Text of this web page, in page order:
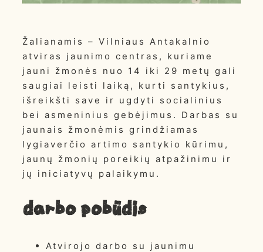
Žalianamis – Vilniaus Antakalnio
atviras jaunimo centras, kuriame
jauni žmonės nuo 14 iki 29 metų gali
saugiai leisti laiką, kurti santykius,
išreikšti save ir ugdyti socialinius
bei asmeninius gebėjimus. Darbas su
jaunais žmonėmis grindžiamas
lygiaverčio artimo santykio kūrimu,
jaunų žmonių poreikių atpažinimu ir
jų iniciatyvų palaikymu.
Darbo pobūdis
Atvirojo darbo su jaunimu